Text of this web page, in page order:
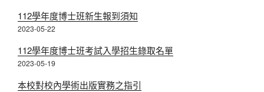
112學年度博士班新生報到須知
2023-05-22
112學年度博士班考試入學招生錄取名單
2023-05-19
本校對校內學術出版實務之指引